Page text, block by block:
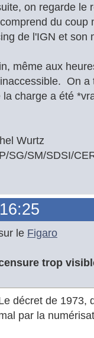
on regarde le
du coup
de l'IGN et son
même aux
On a
la charge a été
Wurtz
SG/SM/SDSI/
le Figaro
trop
décret de 1973,
par la